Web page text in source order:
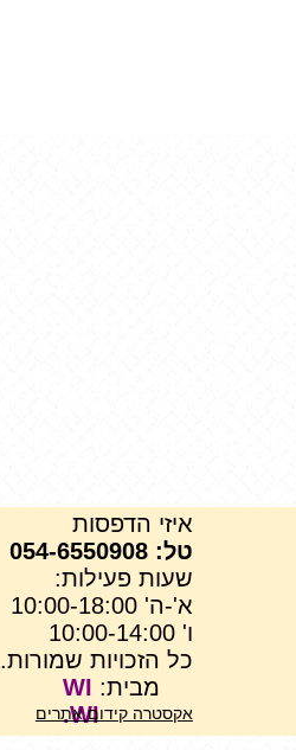
מבית: WI
WI.
איזי הדפסות
טל: 054-6550908
שעות פעילות:
א'-ה' 10:00-18:00
ו' 10:00-14:00
כל הזכויות שמורות.
אקסטרה קידום אתרים